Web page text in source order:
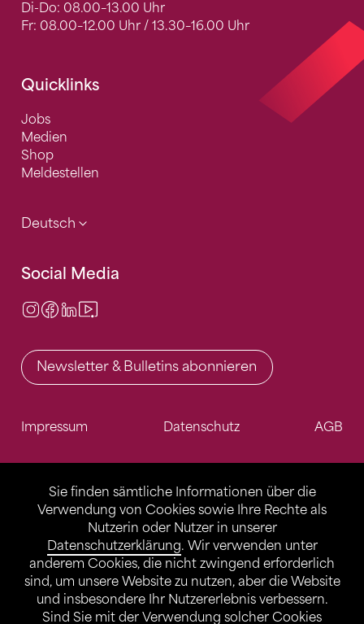
Sie finden sämtliche Informationen über die
Verwendung von Cookies sowie Ihre Rechte als
Nutzerin oder Nutzer in unserer
Datenschutzerklärung. Wir verwenden unter
anderem Cookies, die nicht zwingend erforderlich
sind, um unsere Website zu nutzen, aber die Website
und insbesondere Ihr Nutzererlebnis verbessern.
Sind Sie mit der Verwendung solcher Cookies
Di-Do: 08.00–13.00 Uhr
Fr: 08.00–12.00 Uhr / 13.30–16.00 Uhr
Quicklinks
Jobs
Medien
Shop
Meldestellen
Deutsch
Social Media
Instagram
Facebook
LinkedIn
Newsletter & Bulletins abonnieren
Impressum Datenschutz AGB